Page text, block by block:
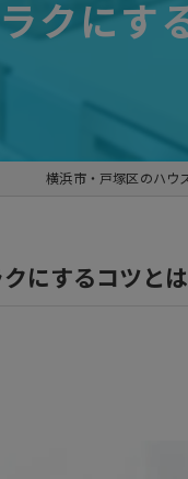
クにす
横浜市・戸塚区のハウ
にするコツと